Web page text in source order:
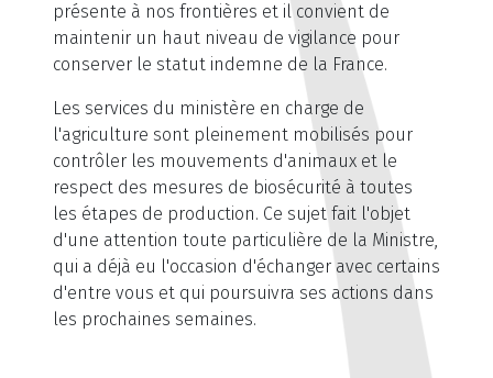
présente à nos frontières et il convient de
maintenir un haut niveau de vigilance pour
conserver le statut indemne de la France.
Les services du ministère en charge de
l'agriculture sont pleinement mobilisés pour
contrôler les mouvements d'animaux et le
respect des mesures de biosécurité à toutes
les étapes de production. Ce sujet fait l'objet
d'une attention toute particulière de la Ministre,
qui a déjà eu l'occasion d'échanger avec certains
d'entre vous et qui poursuivra ses actions dans
les prochaines semaines.